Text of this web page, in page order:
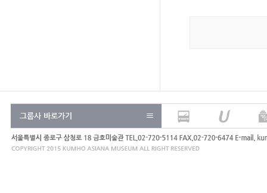
그룹사 바로가기